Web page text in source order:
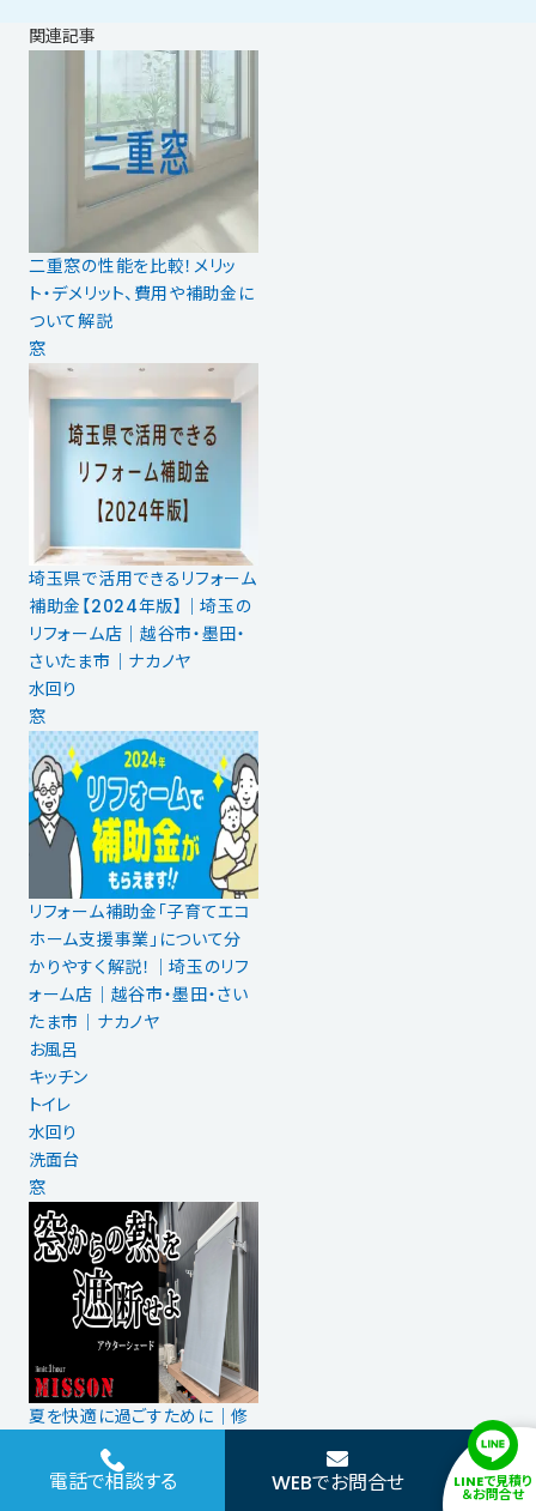
関連記事
二重窓の性能を比較！メリッ
ト・デメリット、費用や補助金に
ついて解説
窓
埼玉県で活用できるリフォーム
補助金【2024年版】｜埼玉の
リフォーム店｜越谷市・墨田・
さいたま市｜ナカノヤ
水回り
窓
リフォーム補助金「子育てエコ
ホーム支援事業」について分
かりやすく解説！｜埼玉のリフ
ォーム店｜越谷市・墨田・さい
たま市｜ナカノヤ
お風呂
キッチン
トイレ
水回り
洗面台
窓
夏を快適に過ごすために│修
理ができる地元のリフォーム店
「ナカノヤ」
電話で相談する WEBでお問合せ LINEで見積り
＆お問合せ